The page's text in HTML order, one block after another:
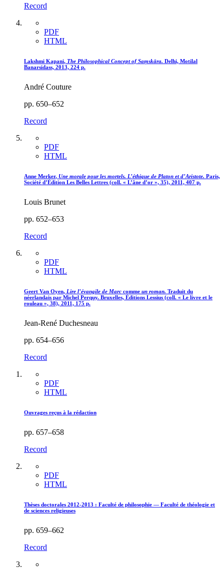
Record
PDF
HTML
Lakshmi Kapani, The Philosophical Concept of Saṃskāra. Delhi, Motilal
Banarsidass, 2013, 224 p.
André Couture
pp. 650–652
Record
PDF
HTML
Anne Merker, Une morale pour les mortels. L’éthique de Platon et d’Aristote. Paris,
Société d’Édition Les Belles Lettres (coll. « L’âne d’or », 35), 2011, 407 p.
Louis Brunet
pp. 652–653
Record
PDF
HTML
Geert Van Oyen, Lire l’évangile de Marc comme un roman. Traduit du
néerlandais par Michel Perquy. Bruxelles, Éditions Lessius (coll. « Le livre et le
rouleau », 38), 2011, 175 p.
Jean-René Duchesneau
pp. 654–656
Record
PDF
HTML
Ouvrages reçus à la rédaction
pp. 657–658
Record
PDF
HTML
Thèses doctorales 2012-2013 : Faculté de philosophie — Faculté de théologie et
de sciences religieuses
pp. 659–662
Record